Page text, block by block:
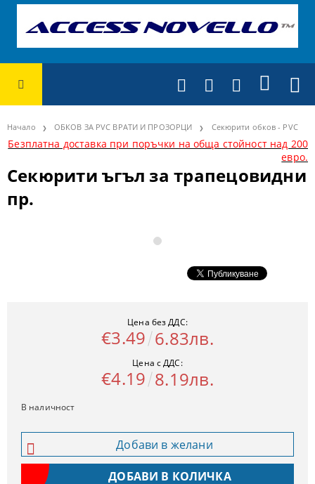
Начало ОБКОВ ЗА PVC ВРАТИ И ПРОЗОРЦИ Секюрити обков - PVC
Безплатна доставка при поръчки на обща стойност над 200
евро.
Секюрити ъгъл за трапецовидни
пр.
Цена без ДДС:
€3.49 6.83лв.
Цена с ДДС:
€4.19 8.19лв.
В наличност
Добави в желани